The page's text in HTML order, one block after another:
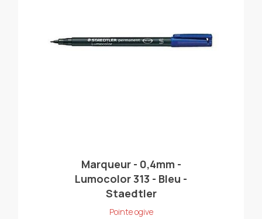
Marqueur - 0,4mm -
Lumocolor 313 - Bleu -
Staedtler
Pointe ogive